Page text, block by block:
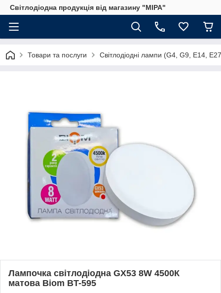
Світлодіодна продукція від магазину "МІРА"
Товари та послуги Світлодіодні лампи (G4, G9, E14,
Лампочка світлодіодна GX53 8W 4500К
матова Biom BT-595